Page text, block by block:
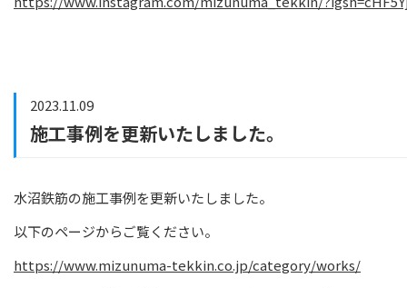
2023.11.09
施工事例を更新いたしました。
水沼鉄筋の施工事例を更新いたしました。
以下のページからご覧ください。
https://www.mizunuma-tekkin.co.jp/category/works/